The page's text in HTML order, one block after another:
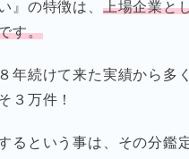
』の特徴は、 上場企業と
す。
年続けて来た実績から多
３万件！
るという事は、その分鑑